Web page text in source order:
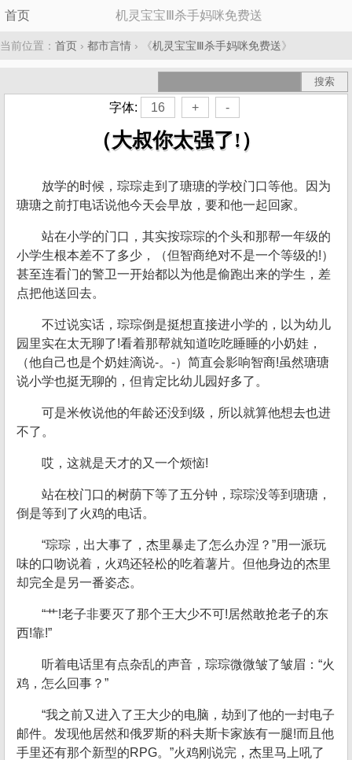
首页 机灵宝宝Ⅲ杀手妈咪免费送
当前位置： 首页 › 都市言情 › 《机灵宝宝Ⅲ杀手妈咪免费送》
字体: 16 + -
（大叔你太强了!）
放学的时候，琮琮走到了瑭瑭的学校门口等他。因为
瑭瑭之前打电话说他今天会早放，要和他一起回家。
站在小学的门口，其实按琮琮的个头和那帮一年级的
小学生根本差不了多少，（但智商绝对不是一个等级的!）
甚至连看门的警卫一开始都以为他是偷跑出来的学生，差
点把他送回去。
不过说实话，琮琮倒是挺想直接进小学的，以为幼儿
园里实在太无聊了!看着那帮就知道吃吃睡睡的小奶娃，
（他自己也是个奶娃滴说-。-）简直会影响智商!虽然瑭瑭
说小学也挺无聊的，但肯定比幼儿园好多了。
可是米攸说他的年龄还没到级，所以就算他想去也进
不了。
哎，这就是天才的又一个烦恼!
站在校门口的树荫下等了五分钟，琮琮没等到瑭瑭，
倒是等到了火鸡的电话。
“琮琮，出大事了，杰里暴走了怎么办涅？”用一派玩
味的口吻说着，火鸡还轻松的吃着薯片。但他身边的杰里
却完全是另一番姿态。
“艹!老子非要灭了那个王大少不可!居然敢抢老子的东
西!靠!”
听着电话里有点杂乱的声音，琮琮微微皱了皱眉：“火
鸡，怎么回事？”
“我之前又进入了王大少的电脑，劫到了他的一封电子
邮件。发现他居然和俄罗斯的科夫斯卡家族有一腿!而且他
手里还有那个新型的RPG。”火鸡刚说完，杰里马上吼了